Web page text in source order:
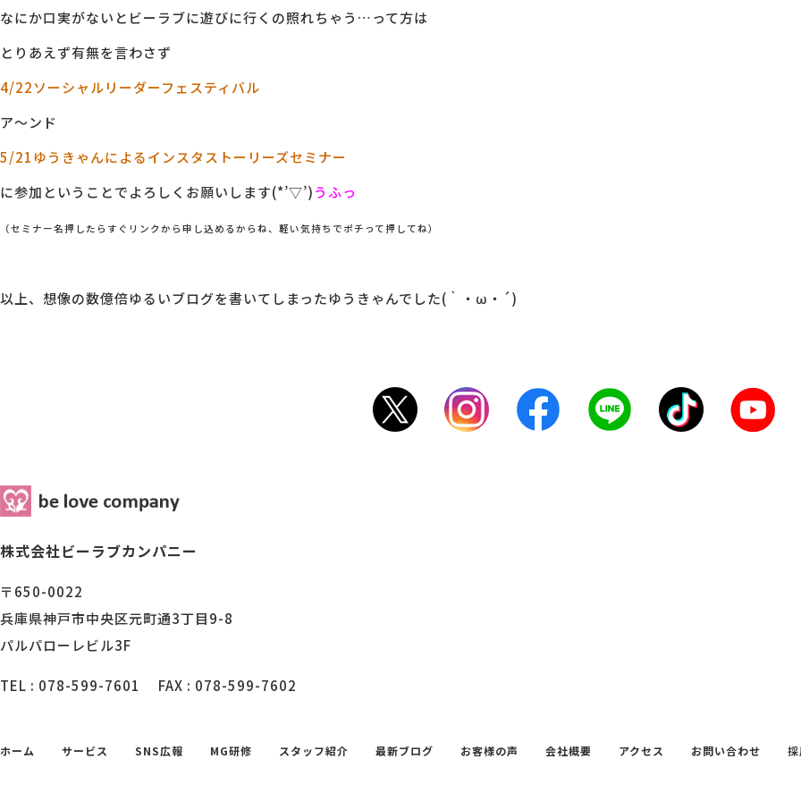
なにか口実がないとビーラブに遊びに行くの照れちゃう…って方は
とりあえず有無を言わさず
4/22ソーシャルリーダーフェスティバル
ア～ンド
5/21ゆうきゃんによるインスタストーリーズセミナー
に参加ということでよろしくお願いします(*’▽’)うふっ
（セミナー名押したらすぐリンクから申し込めるからね、軽い気持ちでポチって押してね）
以上、想像の数億倍ゆるいブログを書いてしまったゆうきゃんでした(｀・ω・´)
株式会社ビーラブカンパニー
〒650-0022
兵庫県神戸市中央区元町通3丁目9-8
パルパローレビル3F
TEL : 078-599-7601 FAX : 078-599-7602
ホーム サービス SNS広報 MG研修 スタッフ紹介 最新ブログ お客様の声 会社概要 アクセス お問い合わせ